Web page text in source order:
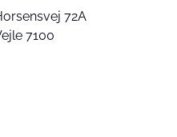
72A
7100